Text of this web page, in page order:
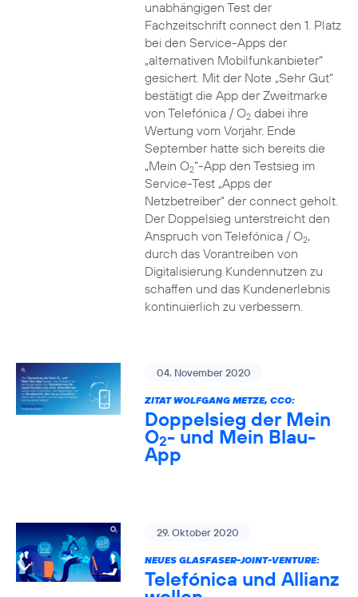
unabhängigen Test der
Fachzeitschrift connect den 1. Platz
bei den Service-Apps der
„alternativen Mobilfunkanbieter“
gesichert. Mit der Note „Sehr Gut“
bestätigt die App der Zweitmarke
von Telefónica / O2dabei ihre
Wertung vom Vorjahr. Ende
September hatte sich bereits die
„Mein O2“-App den Testsieg im
Service-Test „Apps der
Netzbetreiber“ der connect geholt.
Der Doppelsieg unterstreicht den
Anspruch von Telefónica / O2,
durch das Vorantreiben von
Digitalisierung Kundennutzen zu
schaffen und das Kundenerlebnis
kontinuierlich zu verbessern.
04. November 2020
ZITAT WOLFGANG METZE, CCO:
Doppelsieg der Mein
O2- und Mein Blau-
App
29. Oktober 2020
NEUES GLASFASER-JOINT-VENTURE:
Telefónica und Allianz